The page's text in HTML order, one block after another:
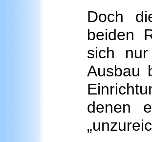
Doch
beiden
sich nur
Ausbau
denen